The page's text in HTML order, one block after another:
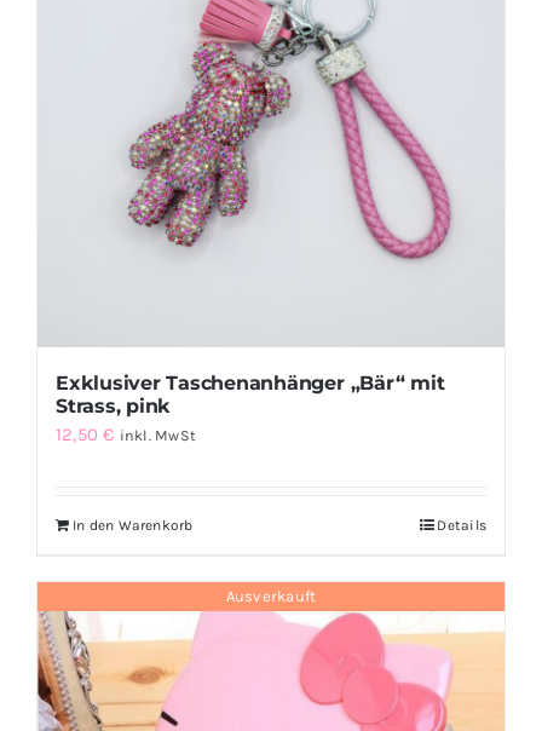
Exklusiver Taschenanhänger „Bär“ mit
Strass, pink
12,50€ inkl. MwSt
In den Warenkorb Details
Ausverkauft